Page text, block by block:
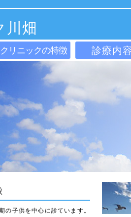
川畑
クリニックの特徴 診療内
の子供を中心に診ています。